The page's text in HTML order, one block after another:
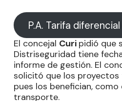
P.A. Tarifa
El concejal Curi pidió que
Distriseguridad tiene
informe de gestión. El
solicitó que los proyectos
pues los benefician, como
transporte.